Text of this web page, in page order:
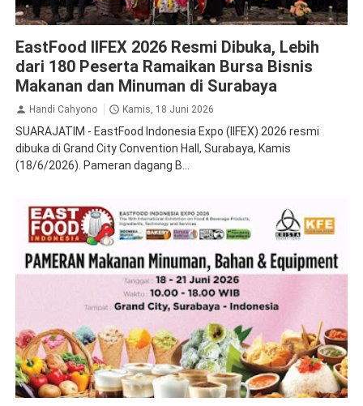
EastFood IIFEX 2026 Resmi Dibuka, Lebih
dari 180 Peserta Ramaikan Bursa Bisnis
Makanan dan Minuman di Surabaya
Handi Cahyono Kamis, 18 Juni 2026
SUARAJATIM - EastFood Indonesia Expo (IIFEX) 2026 resmi
dibuka di Grand City Convention Hall, Surabaya, Kamis
(18/6/2026). Pameran dagang B...